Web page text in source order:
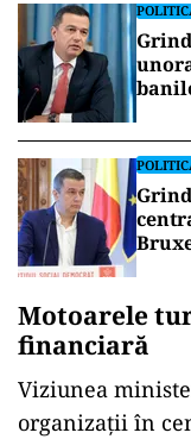
Motoarele
financiară
Viziunea
organizații în